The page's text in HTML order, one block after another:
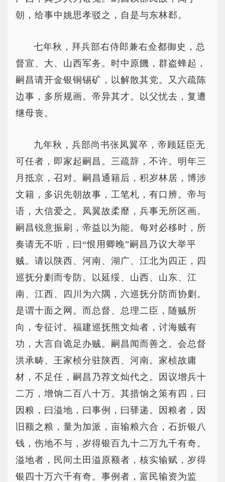
朝，给事中姚思孝驳之，自是与东林郄。
七年秋，拜兵部右侍郎兼右佥都御史，总
督宣、大、山西军务。时中原饑，群盗蜂起，
嗣昌请开金银铜锡矿，以解散其党。又六疏陈
边事，多所规画。帝异其才。以父忧去，复遭
继母丧。
九年秋，兵部尚书张凤翼卒，帝顾廷臣无
可任者，即家起嗣昌。三疏辞，不许。明年三
月抵京，召对。嗣昌通籍后，积岁林居，博涉
文籍，多识先朝故事，工笔札，有口辨。帝与
语，大信爱之。凤翼故柔靡，兵事无所区画。
嗣昌锐意振刷，帝益以为能。每对必移时，所
奏请无不听，曰“恨用卿晚”嗣昌乃议大举平
贼。请以陕西、河南、湖广、江北为四正，四
巡抚分剿而专防。以延绥、山西、山东、江
南、江西、四川为六隅，六巡抚分防而协剿。
是谓十面之网。而总督、总理二臣，随贼所
向，专征讨。福建巡抚熊文灿者，讨海贼有
功，大言自诡足办贼。嗣昌闻而善之。会总督
洪承畴、王家桢分驻陕西、河南。家桢故庸
材，不足任，嗣昌乃荐文灿代之。因议增兵十
二万，增饷二百八十万。其措饷之策有四，曰
因粮，曰溢地，曰事例，曰驿递。因粮者，因
旧额之粮，量为加派，亩输粮六合，石折银八
钱，伤地不与，岁得银百九十二万九千有奇。
溢地者，民间土田溢原额者，核实输赋，岁得
银四十万六千有奇。事例者，富民输资为监